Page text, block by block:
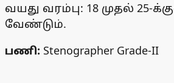
வயது வரம்பு: 18 முதல் 25-
வேண்டும்.
பணி: Stenographer Grade-II